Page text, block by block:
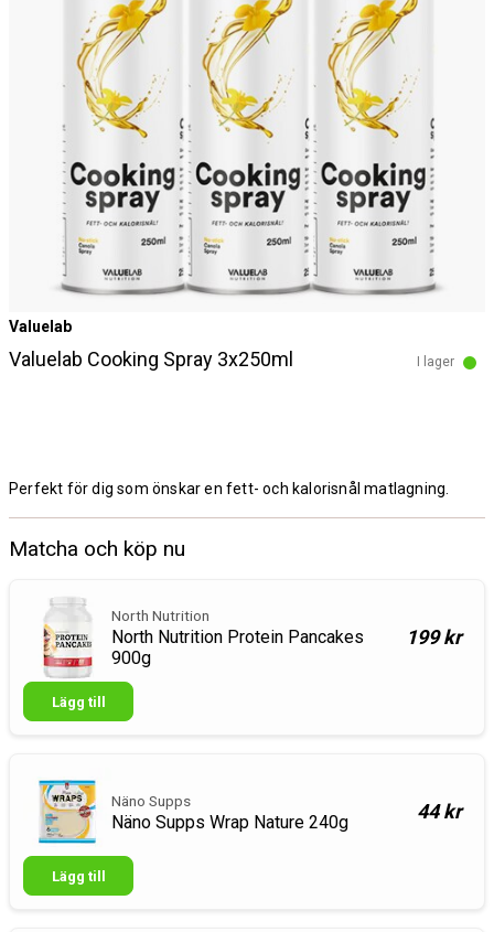
Valuelab
Valuelab Cooking Spray 3x250ml I lager
Perfekt för dig som önskar en fett- och kalorisnål matlagning.
Matcha och köp nu
North Nutrition
North Nutrition Protein Pancakes
900g
199 kr
Lägg till
Näno Supps
Näno Supps Wrap Nature 240g 44 kr
Lägg till